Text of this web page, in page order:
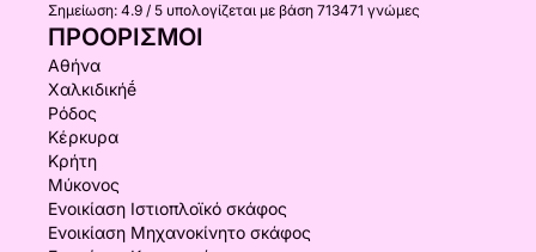
Σημείωση: 4.9 / 5 υπολογίζεται με βάση 713471 γνώμες
ΠΡΟΟΡΙΣΜΟΊ
Αθήνα
Χαλκιδικήḗ
Ρόδος
Κέρκυρα
Κρήτη
Μύκονος
Ενοικίαση Ιστιοπλοϊκό σκάφος
Ενοικίαση Μηχανοκίνητο σκάφος